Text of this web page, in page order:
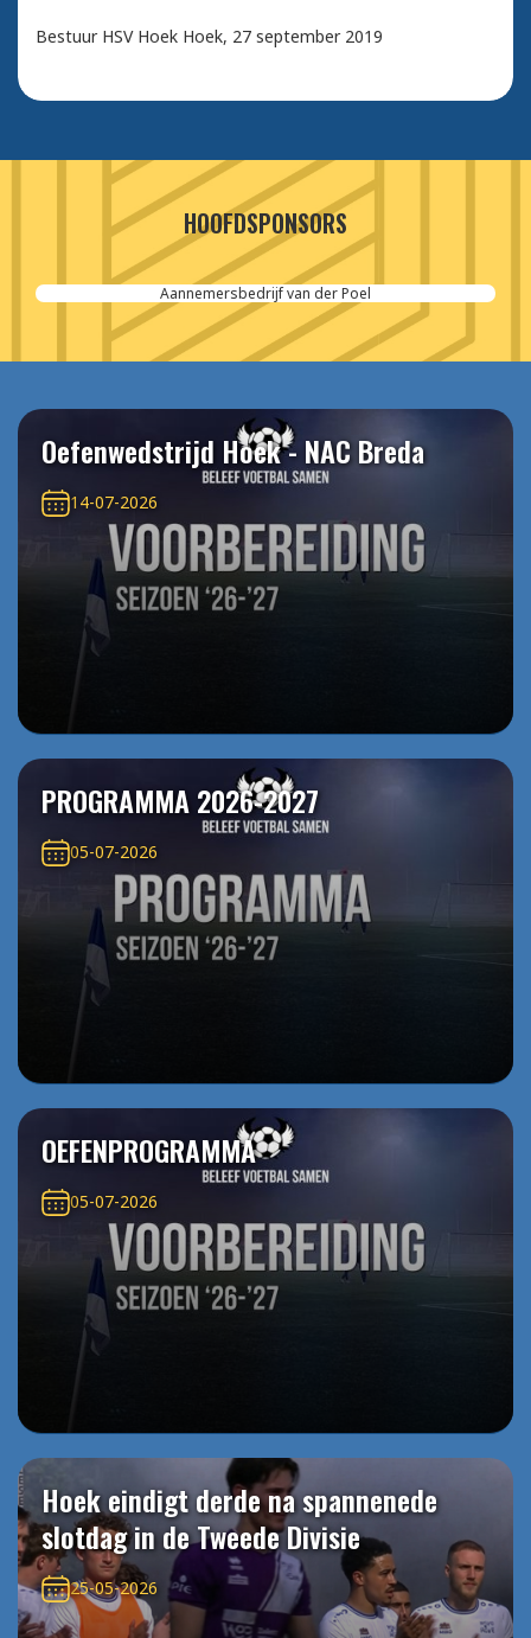
Bestuur HSV Hoek Hoek, 27 september 2019
HOOFDSPONSORS
Aannemersbedrijf van der Poel
Oefenwedstrijd Hoek - NAC Breda
14-07-2026
PROGRAMMA 2026-2027
05-07-2026
OEFENPROGRAMMA
05-07-2026
Hoek eindigt derde na spannenede
slotdag in de Tweede Divisie
25-05-2026